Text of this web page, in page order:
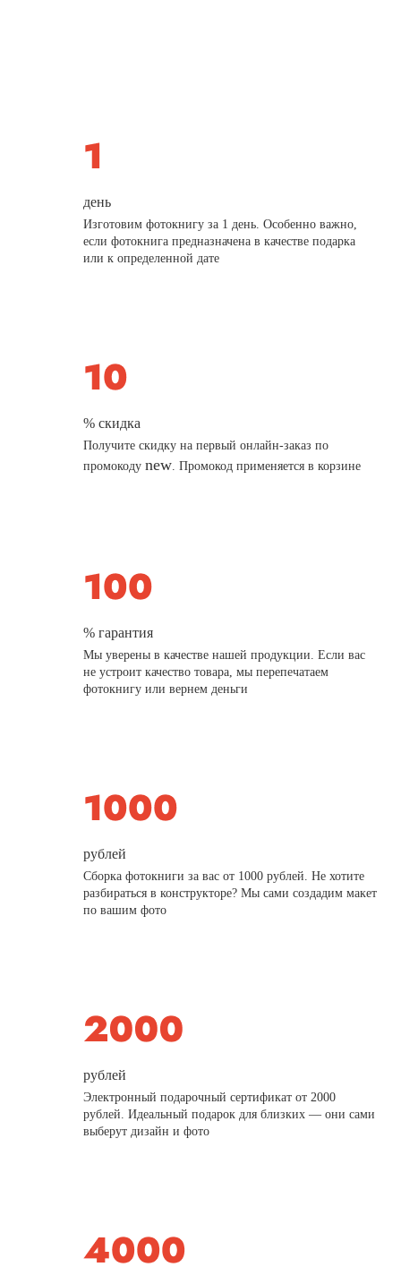
день
Изготовим фотокнигу за 1 день. Особенно важно,
если фотокнига предназначена в качестве подарка
или к определенной дате
% скидка
Получите скидку на первый онлайн-заказ по
промокодуnew. Промокод применяется в корзине
% гарантия
Мы уверены в качестве нашей продукции. Если вас
не устроит качество товара, мы перепечатаем
фотокнигу или вернем деньги
рублей
Сборка фотокниги за вас от 1000 рублей. Не хотите
разбираться в конструкторе? Мы сами создадим макет
по вашим фото
рублей
Электронный подарочный сертификат от 2000
рублей. Идеальный подарок для близких — они сами
выберут дизайн и фото